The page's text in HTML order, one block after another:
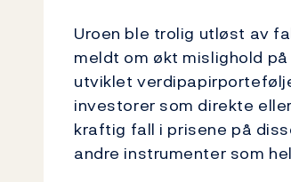
Uroen ble trolig utløst av
meldt om økt mislighold
utviklet
investorer som direkte
kraftig fall i prisene på
andre instrumenter som